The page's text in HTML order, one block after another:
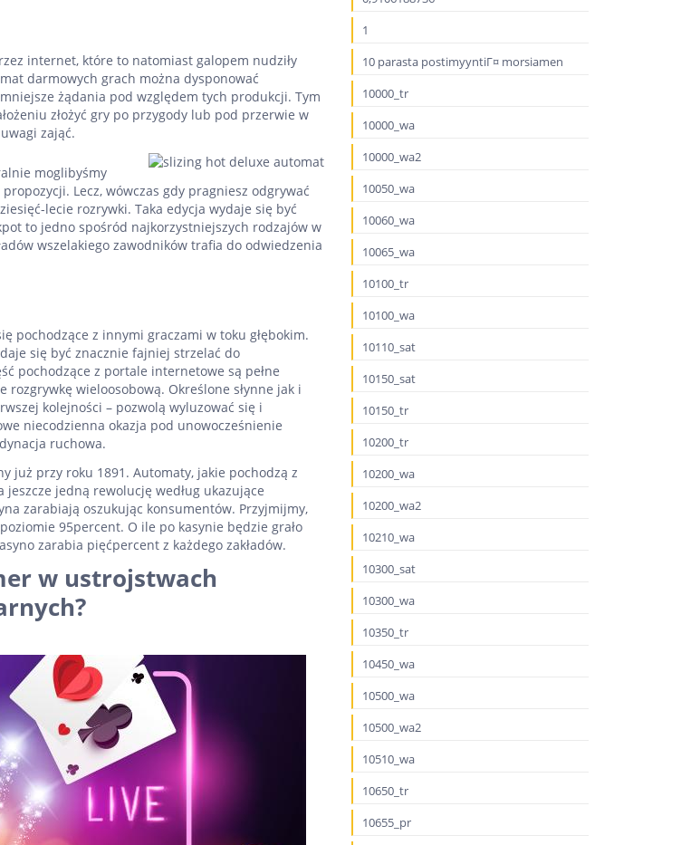
internet, które to natomiast galopem nudziły
darmowych grach można dysponować
żądania pod względem tych produkcji. Tym
złożyć gry po przygody lub pod przerwie w
zająć.
moglibyśmy
Lecz, wówczas gdy pragniesz odgrywać
lecie rozrywki. Taka edycja wydaje się być
to jedno spośród najkorzystniejszych rodzajów w
wszelakiego zawodników trafia do odwiedzenia
pochodzące z innymi graczami w toku głębokim.
się być znacznie fajniej strzelać do
pochodzące z portale internetowe są pełne
wieloosobową. Określone słynne jak i
kolejności – pozwolą wyluzować się i
niecodzienna okazja pod unowocześnienie
ruchowa.
już przy roku 1891. Automaty, jakie pochodzą z
jedną rewolucję według ukazujące
zarabiają oszukując konsumentów. Przyjmijmy,
95percent. O ile po kasynie będzie grało
zarabia pięćpercent z każdego zakładów.
w ustrojstwach
1
10 parasta postimyyntiГ¤ morsiamen
10000_tr
10000_wa
10000_wa2
10050_wa
10060_wa
10065_wa
10100_tr
10100_wa
10110_sat
10150_sat
10150_tr
10200_tr
10200_wa
10200_wa2
10210_wa
10300_sat
10300_wa
10350_tr
10450_wa
10500_wa
10500_wa2
10510_wa
10650_tr
10655_pr